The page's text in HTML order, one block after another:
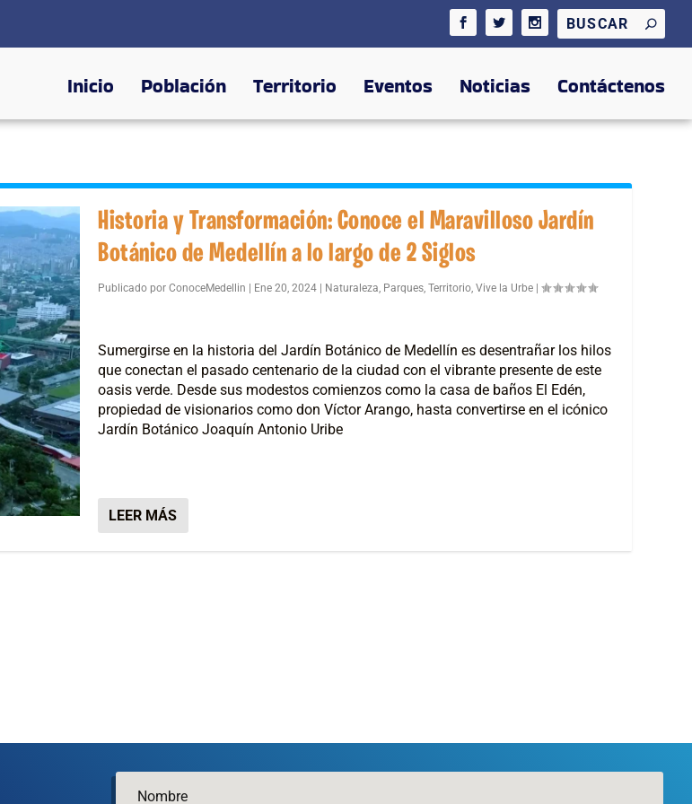
Inicio Población Territorio Eventos Noticias Contáctenos
Historia y Transformación: Conoce el Maravilloso Jardín
Botánico de Medellín a lo largo de 2 Siglos
Publicado por ConoceMedellin Ene 20, 2024 Naturaleza, Parques, Territorio, Vive la Urbe
Sumergirse en la historia del Jardín Botánico de Medellín es desentrañar los hilos
que conectan el pasado centenario de la ciudad con el vibrante presente de este
oasis verde. Desde sus modestos comienzos como la casa de baños El Edén,
propiedad de visionarios como don Víctor Arango, hasta convertirse en el icónico
Jardín Botánico Joaquín Antonio Uribe
LEER MÁS